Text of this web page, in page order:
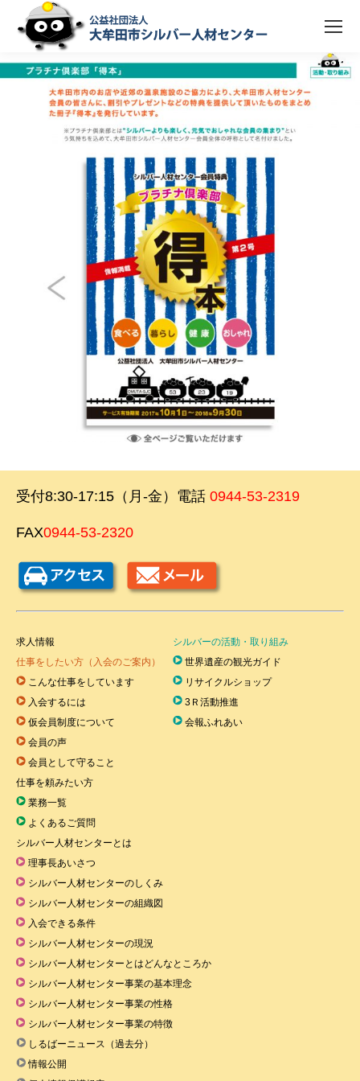
受付8:30-17:15（月-金）電話 0944-53-2319
FAX0944-53-2320
求人情報
仕事をしたい方（入会のご案内）
こんな仕事をしています
入会するには
仮会員制度について
会員の声
会員として守ること
仕事を頼みたい方
業務一覧
よくあるご質問
シルバーの活動・取り組み
世界遺産の観光ガイド
リサイクルショップ
3Ｒ活動推進
会報ふれあい
シルバー人材センターとは
理事長あいさつ
シルバー人材センターのしくみ
シルバー人材センターの組織図
入会できる条件
シルバー人材センターの現況
シルバー人材センターとはどんなところか
シルバー人材センター事業の基本理念
シルバー人材センター事業の性格
シルバー人材センター事業の特徴
しるばーニュース（過去分）
情報公開